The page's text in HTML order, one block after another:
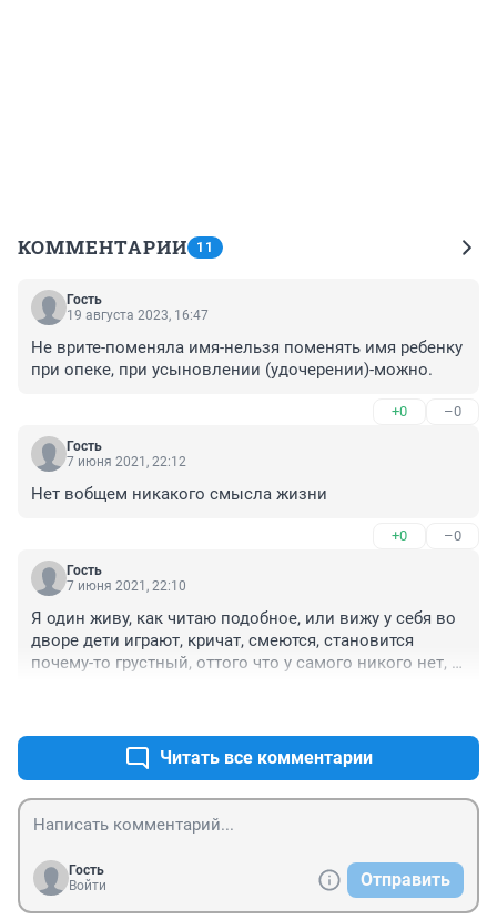
КОММЕНТАРИИ 11
Гость
19 августа 2023, 16:47
Не врите-поменяла имя-нельзя поменять имя ребенку
при опеке, при усыновлении (удочерении)-можно.
+0 –0
Гость
7 июня 2021, 22:12
Нет вобщем никакого смысла жизни
+0 –0
Гость
7 июня 2021, 22:10
Я один живу, как читаю подобное, или вижу у себя во
дворе дети играют, кричат, смеются, становится
почему-то грустный, оттого что у самого никого нет,
Читать все комментарии
Гость
Войти
Отправить